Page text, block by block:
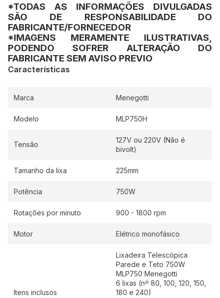
*TODAS AS INFORMAÇÕES DIVULGADAS
SÃO DE RESPONSABILIDADE DO
FABRICANTE/FORNECEDOR
*IMAGENS MERAMENTE ILUSTRATIVAS,
PODENDO SOFRER ALTERAÇÃO DO
FABRICANTE SEM AVISO PREVIO
Características
Marca Menegotti
Modelo MLP750H
Tensão
127V ou 220V (Não é
bivolt)
Tamanho da lixa 225mm
Potência 750W
Rotações por minuto 900 - 1800 rpm
Motor Elétrico monofásico
Itens inclusos
Lixadeira Telescópica
Parede e Teto 750W
MLP750 Menegotti
6 lixas (nº 80, 100, 120, 150,
180 e 240)